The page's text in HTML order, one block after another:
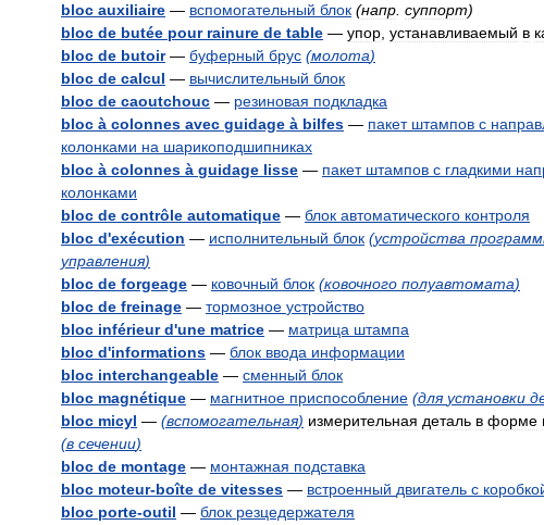
bloc auxiliaire — вспомогательный блок (напр суппорт)
bloc de butée pour rainure de table — упор устанавливаемый в
bloc de butoir — буферный брус (молота)
bloc de calcul — вычислительный блок
bloc de caoutchouc — резиновая подкладка
bloc à colonnes avec guidage à bilfes — пакет штампов с
колонками на шарикоподшипниках
bloc à colonnes à guidage lisse — пакет штампов с гладкими
колонками
bloc de contrôle automatique — блок автоматического контроля
bloc d'exécution — исполнительный блок (устройства
управления)
bloc de forgeage — ковочный блок (ковочного полуавтомата)
bloc de freinage — тормозное устройство
bloc inférieur d'une matrice — матрица штампа
bloc d'informations — блок ввода информации
bloc interchangeable — сменный блок
bloc magnétique — магнитное приспособление (для установки
bloc micyl — (вспомогательная) измерительная деталь в форме
(в сечении)
bloc de montage — монтажная подставка
bloc moteur-boîte de vitesses — встроенный двигатель с
bloc porte-outil — блок резцедержателя